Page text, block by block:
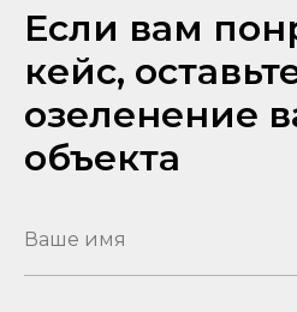
Если вам
кейс,
озеленение
объекта